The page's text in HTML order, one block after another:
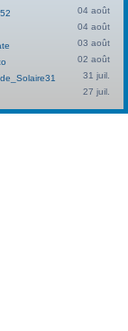
04 août
04 août
03 août
02 août
31 juil.
27 juil.